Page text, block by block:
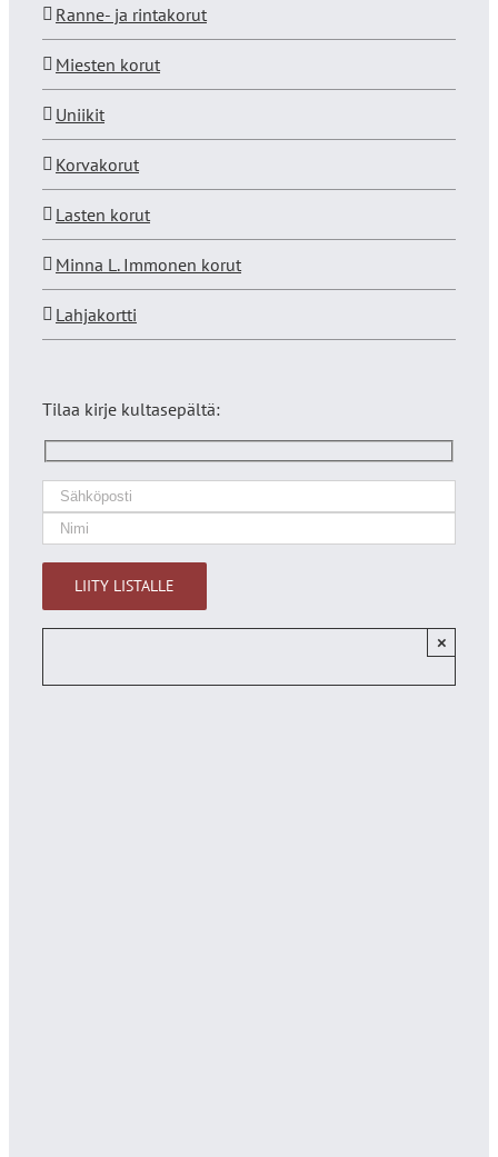
Ranne- ja rintakorut
Miesten korut
Uniikit
Korvakorut
Lasten korut
Minna L. Immonen korut
Lahjakortti
Tilaa kirje kultasepältä:
×